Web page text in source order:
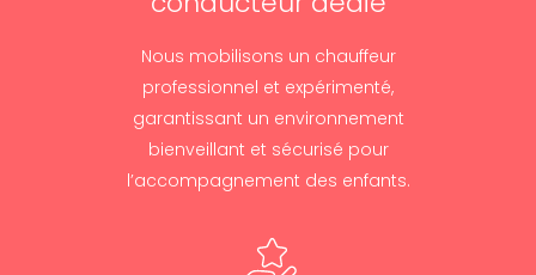
Nous mobilisons un chauffeur
professionnel et expérimenté,
garantissant un environnement
bienveillant et sécurisé pour
l’accompagnement des enfants.